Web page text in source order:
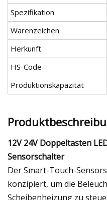
Spezifikation
Warenzeichen
Herkunft
HS-Code
Produktionskapazität
12V 24V Doppeltasten
Sensorschalter
Der Smart-Touch-
konzipiert, um die
Scheibenheizung zu